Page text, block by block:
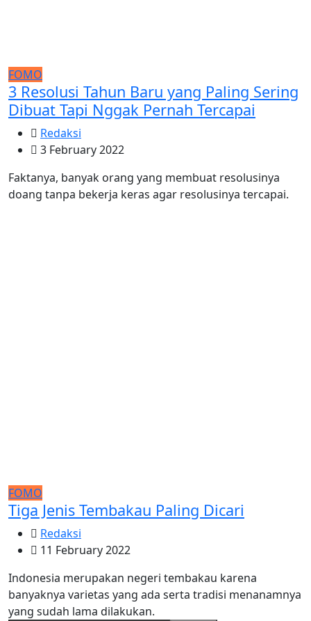
FOMO
3 Resolusi Tahun Baru yang Paling Sering
Dibuat Tapi Nggak Pernah Tercapai
Redaksi
3 February 2022
Faktanya, banyak orang yang membuat resolusinya
doang tanpa bekerja keras agar resolusinya tercapai.
FOMO
Tiga Jenis Tembakau Paling Dicari
Redaksi
11 February 2022
Indonesia merupakan negeri tembakau karena
banyaknya varietas yang ada serta tradisi menanamnya
yang sudah lama dilakukan.